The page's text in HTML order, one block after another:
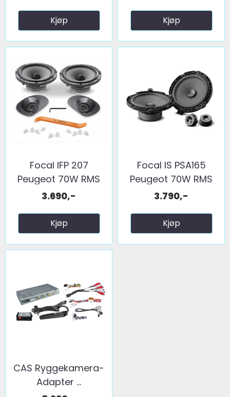
Kjøp Kjøp
Focal IFP 207
Peugeot 70W RMS
3.690,-
Kjøp
Focal IS PSA165
Peugeot 70W RMS
3.790,-
Kjøp
CAS Ryggekamera-
Adapter ...